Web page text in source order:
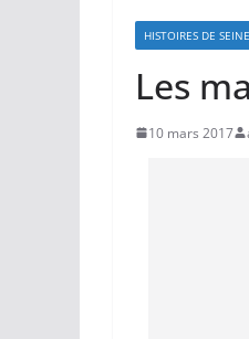
HISTOIRES DE SEINE
Les
10 mars 2017